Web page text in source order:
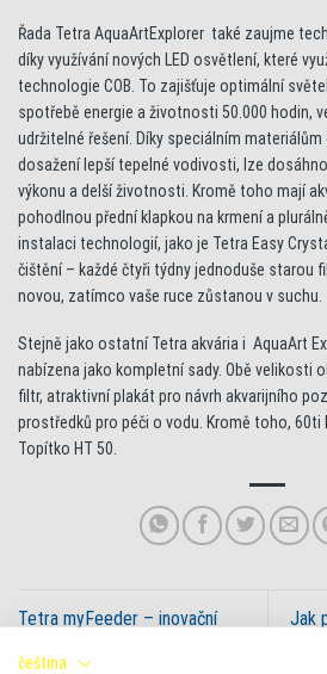
Řada Tetra AquaArtExplorer také zaujme
díky využívání nových LED osvětlení, které
technologie COB. To zajišťuje optimální
spotřebě energie a životnosti 50.000 hodin,
udržitelné řešení. Díky speciálním
dosažení lepší tepelné vodivosti, lze
výkonu a delší životnosti. Kromě toho mají
pohodlnou přední klapkou na krmení a
instalaci technologií, jako je Tetra Easy
čištění – každé čtyři týdny jednoduše starou
novou, zatímco vaše ruce zůstanou v suchu.
Stejně jako ostatní Tetra akvária i AquaArt
nabízena jako kompletní sady. Obě velikosti
filtr, atraktivní plakát pro návrh akvarijního
prostředků pro péči o vodu. Kromě toho, 60ti
Topítko HT 50.
Tetra myFeeder – inovační
Jak
čeština